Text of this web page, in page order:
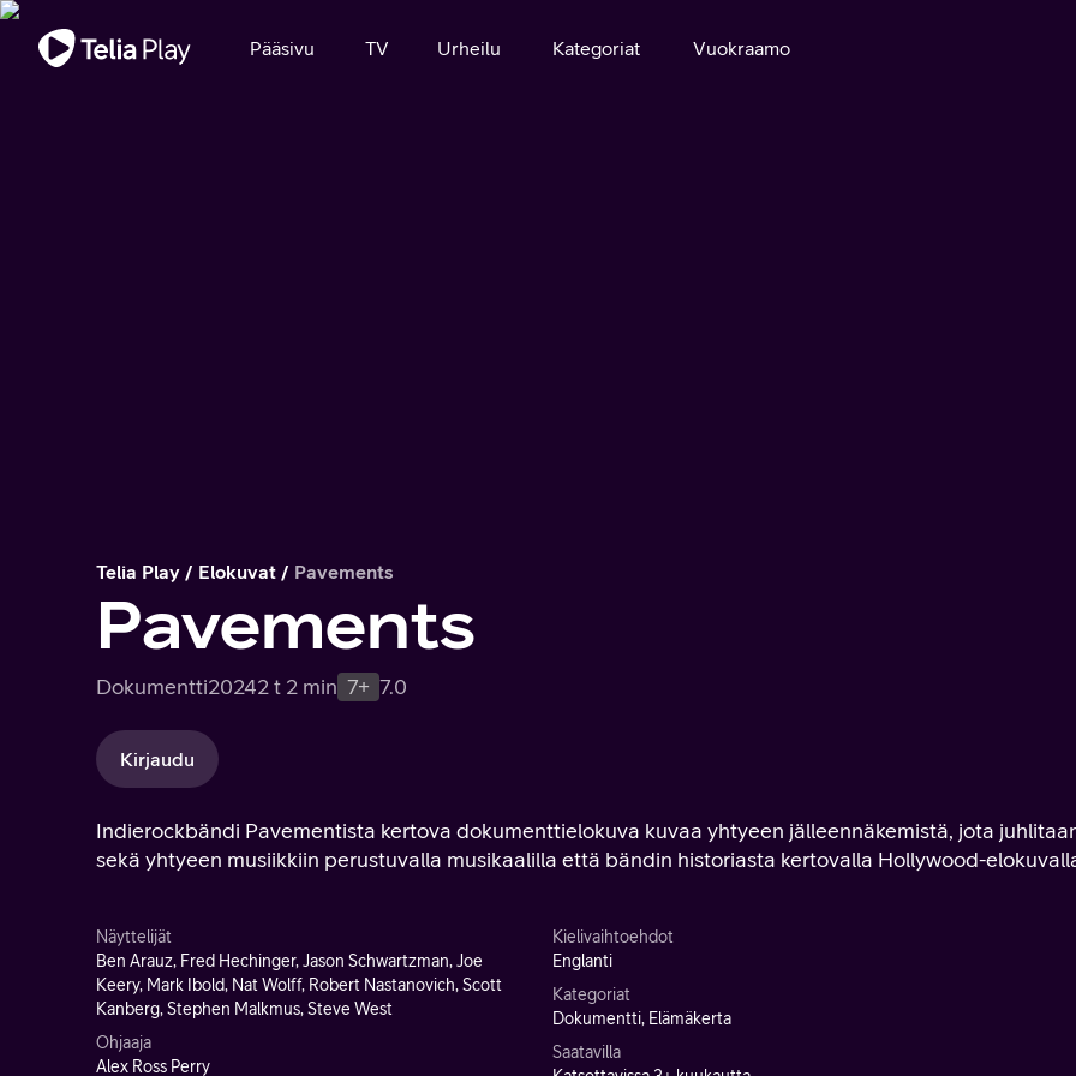
Tärkeä viesti
Pääsivu TV Urheilu Kategoriat Vuokraamo
Telia Play Elokuvat Pavements
Pavements
Dokumentti20242 t 2 min 7+ 7.0
Kirjaudu
Indierockbändi Pavementista kertova dokumenttielokuva kuvaa yhtyeen jälleennäkemistä, jota
sekä yhtyeen musiikkiin perustuvalla musikaalilla että bändin historiasta kertovalla Hollywood-
Näyttelijät
Ben Arauz, Fred Hechinger, Jason Schwartzman, Joe
Keery, Mark Ibold, Nat Wolff, Robert Nastanovich, Scott
Kanberg, Stephen Malkmus, Steve West
Ohjaaja
Alex Ross Perry
Kielivaihtoehdot
Englanti
Kategoriat
Dokumentti, Elämäkerta
Saatavilla